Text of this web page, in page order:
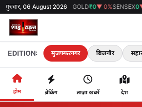
गुरुवार, 06 August 2026
GOLD₹0▼ 0%SENSEX 0▼ 0%
EDITION: मुजफ्फरनगर बिजनौर
होम ब्रेकिंग ताज़ा खबरें देश